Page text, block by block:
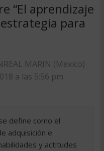
“El aprendizaje
para
MARIN (Mexico)
a las 5:56 pm
define como el
adquisición e
y actitudes